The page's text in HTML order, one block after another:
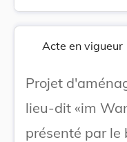
Acte en vigueur
Projet
lieu-dit «im
présenté par